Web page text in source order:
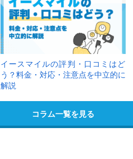
イースマイルの評判・口コミはど
う？料金・対応・注意点を中立的に
解説
コラム一覧を見る